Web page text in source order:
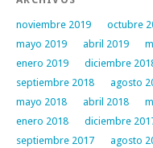
noviembre 2019 octubre
mayo 2019
abril 2019
enero 2019
diciembre
septiembre 2018
agosto
mayo 2018
abril 2018
enero 2018
diciembre
septiembre 2017
agosto